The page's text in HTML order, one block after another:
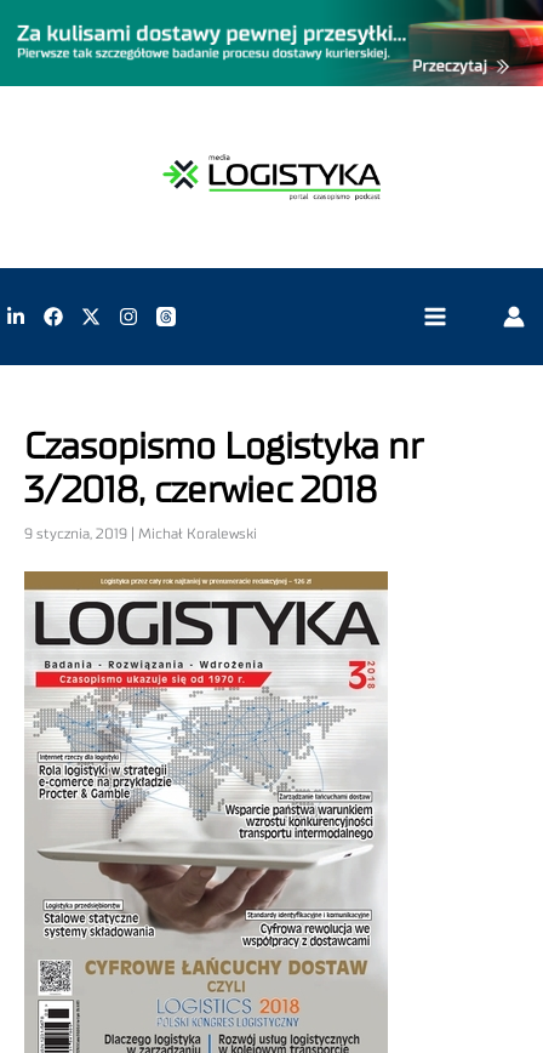
Czasopismo Logistyka nr
3/2018, czerwiec 2018
9 stycznia, 2019 | Michał Koralewski